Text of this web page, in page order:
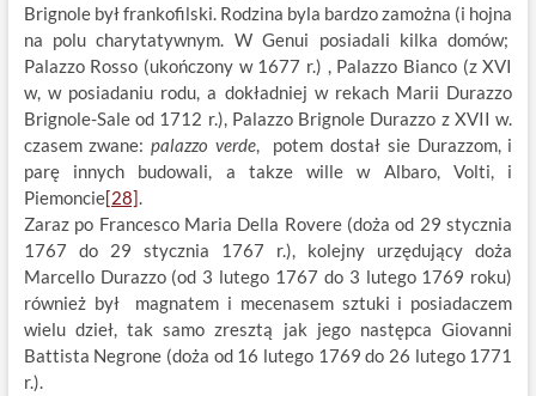
Brignole był frankofilski. Rodzina byla bardzo zamożna (i hojna
na polu charytatywnym. W Genui posiadali kilka domów;
Palazzo Rosso (ukończony w 1677 r.) , Palazzo Bianco (z XVI
w, w posiadaniu rodu, a dokładniej w rekach Marii Durazzo
Brignole-Sale od 1712 r.), Palazzo Brignole Durazzo z XVII w.
czasem zwane:palazzo verde, potem dostał sie Durazzom, i
parę innych budowali, a takze wille w Albaro, Volti, i
Piemoncie[28].
Zaraz po Francesco Maria Della Rovere (doża od 29 stycznia
1767 do 29 stycznia 1767 r.), kolejny urzędujący doża
Marcello Durazzo (od 3 lutego 1767 do 3 lutego 1769 roku)
również był magnatem i mecenasem sztuki i posiadaczem
wielu dzieł, tak samo zresztą jak jego następca Giovanni
Battista Negrone (doża od 16 lutego 1769 do 26 lutego 1771
r.).